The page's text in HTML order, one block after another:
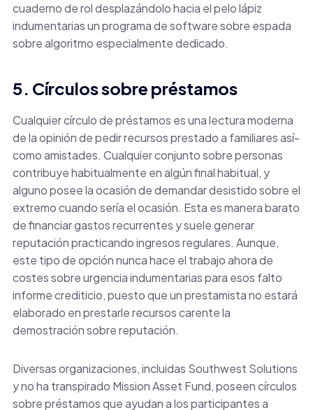
cuaderno de rol desplazándolo hacia el pelo lápiz
indumentarias un programa de software sobre espada
sobre algoritmo especialmente dedicado.
5. Círculos sobre préstamos
Cualquier círculo de préstamos es una lectura moderna
de la opinión de pedir recursos prestado a familiares así­
como amistades. Cualquier conjunto sobre personas
contribuye habitualmente en algún final habitual, y
alguno posee la ocasión de demandar desistido sobre el
extremo cuando serí­a el ocasión. Esta es manera barato
de financiar gastos recurrentes y suele generar
reputación practicando ingresos regulares. Aunque,
este tipo de opción nunca hace el trabajo ahora de
costes sobre urgencia indumentarias para esos falto
informe crediticio, puesto que un prestamista no estará
elaborado en prestarle recursos carente la
demostración sobre reputación.
Diversas organizaciones, incluidas Southwest Solutions
y no ha transpirado Mission Asset Fund, poseen círculos
sobre préstamos que ayudan a los participantes a